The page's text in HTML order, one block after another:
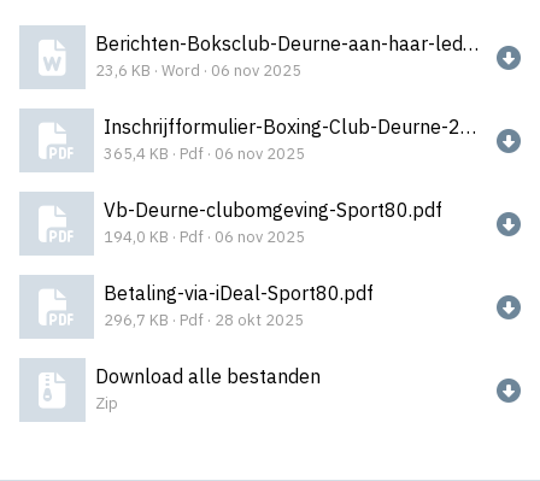
Berichten-Boksclub-Deurne-aan-haar-leden.docx
23,6 KB · Word · 06 nov 2025
Inschrijfformulier-Boxing-Club-Deurne-2025.pdf
365,4 KB · Pdf · 06 nov 2025
Vb-Deurne-clubomgeving-Sport80.pdf
194,0 KB · Pdf · 06 nov 2025
Betaling-via-iDeal-Sport80.pdf
296,7 KB · Pdf · 28 okt 2025
Download alle bestanden
Zip